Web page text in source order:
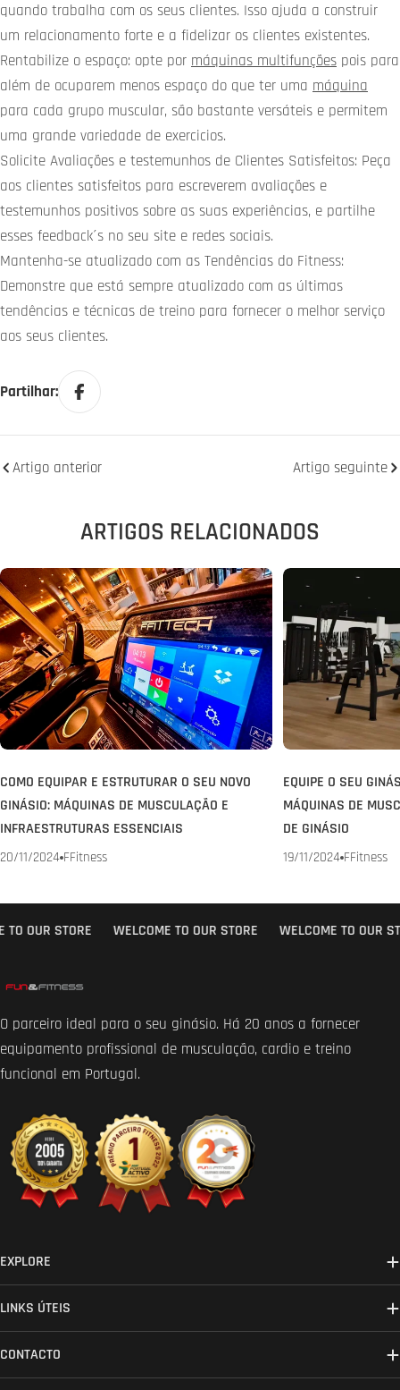
quando trabalha com os seus clientes. Isso ajuda a construir
um relacionamento forte e a fidelizar os clientes existentes.
Rentabilize o espaço: opte por máquinas multifunções pois para
além de ocuparem menos espaço do que ter uma máquina
para cada grupo muscular, são bastante versáteis e permitem
uma grande variedade de exercicios.
Solicite Avaliações e testemunhos de Clientes Satisfeitos: Peça
aos clientes satisfeitos para escreverem avaliações e
testemunhos positivos sobre as suas experiências, e partilhe
esses feedback´s no seu site e redes sociais.
Mantenha-se atualizado com as Tendências do Fitness:
Demonstre que está sempre atualizado com as últimas
tendências e técnicas de treino para fornecer o melhor serviço
aos seus clientes.
Partilhar:
Artigo anterior Artigo seguinte
ARTIGOS RELACIONADOS
COMO EQUIPAR E ESTRUTURAR O SEU NOVO
GINÁSIO: MÁQUINAS DE MUSCULAÇÃO E
INFRAESTRUTURAS ESSENCIAIS
20/11/2024 FFitness
EQUIPE O SEU
MÁQUINAS DE
DE GINÁSIO
19/11/2024 FFitness
OUR STORE WELCOME TO OUR STORE WELCOME TO OUR
O parceiro ideal para o seu ginásio. Há 20 anos a fornecer
equipamento profissional de musculação, cardio e treino
funcional em Portugal.
EXPLORE
LINKS ÚTEIS
CONTACTO